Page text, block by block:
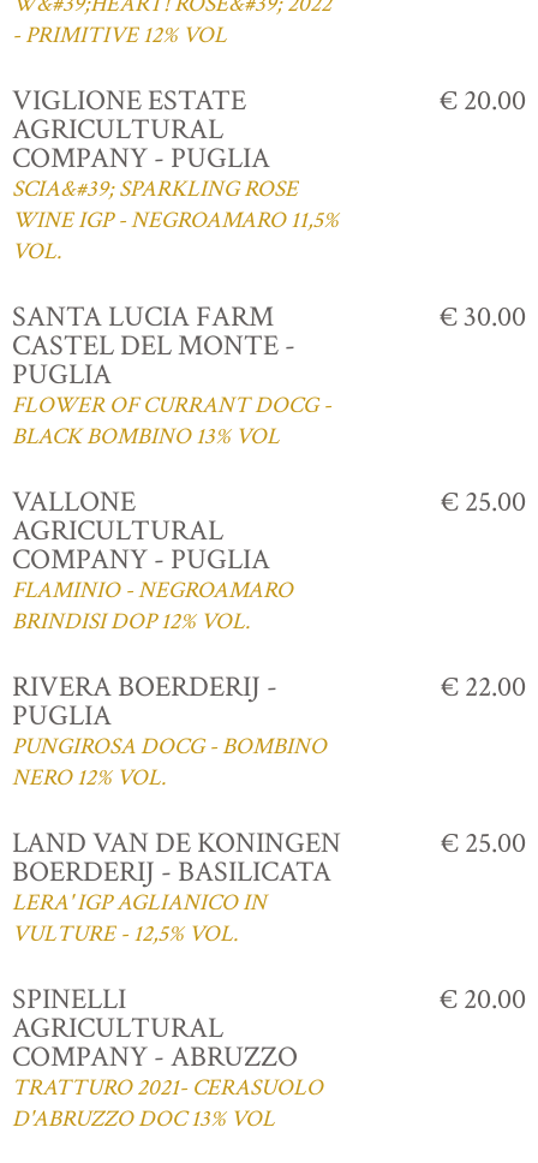
- PRIMITIVE 12% VOL
VIGLIONE ESTATE
AGRICULTURAL
COMPANY - PUGLIA
SCIA&#39; SPARKLING ROSE
WINE IGP - NEGROAMARO 11,5%
VOL.
€ 20.00
SANTA LUCIA FARM
CASTEL DEL MONTE -
PUGLIA
FLOWER OF CURRANT DOCG -
BLACK BOMBINO 13% VOL
€ 30.00
VALLONE
AGRICULTURAL
COMPANY - PUGLIA
FLAMINIO - NEGROAMARO
BRINDISI DOP 12% VOL.
€ 25.00
RIVERA BOERDERIJ -
PUGLIA
PUNGIROSA DOCG - BOMBINO
NERO 12% VOL.
€ 22.00
LAND VAN DE KONINGEN
BOERDERIJ - BASILICATA
LERA' IGP AGLIANICO IN
VULTURE - 12,5% VOL.
€ 25.00
SPINELLI
AGRICULTURAL
COMPANY - ABRUZZO
TRATTURO 2021- CERASUOLO
D'ABRUZZO DOC 13% VOL
€ 20.00